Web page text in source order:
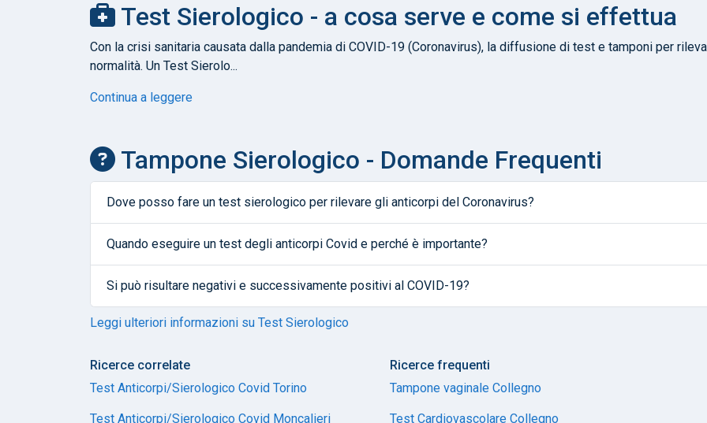
Test Sierologico - a cosa serve e come si effettua
Con la crisi sanitaria causata dalla pandemia di COVID-19 (Coronavirus), la diffusione di test e tamponi per
normalità. Un Test Sierolo...
Continua a leggere
Tampone Sierologico - Domande Frequenti
Dove posso fare un test sierologico per rilevare gli anticorpi del Coronavirus?
Quando eseguire un test degli anticorpi Covid e perché è importante?
Si può risultare negativi e successivamente positivi al COVID-19?
Leggi ulteriori informazioni su Test Sierologico
Ricerce correlate
Test Anticorpi/Sierologico Covid Torino
Test Anticorpi/Sierologico Covid Moncalieri
Ricerce frequenti
Tampone vaginale Collegno
Test Cardiovascolare Collegno